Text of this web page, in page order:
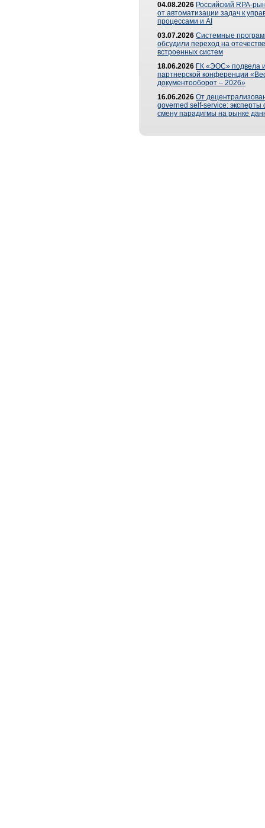
04.08.2026 Российский RPA-
от автоматизации задач к
процессами и AI
03.07.2026 Системные
обсудили переход на
встроенных систем
18.06.2026 ГК «ЭОС» подвела
партнерской конференции
документооборот – 2026»
16.06.2026 От
governed self-service: эксперты
смену парадигмы на рынке